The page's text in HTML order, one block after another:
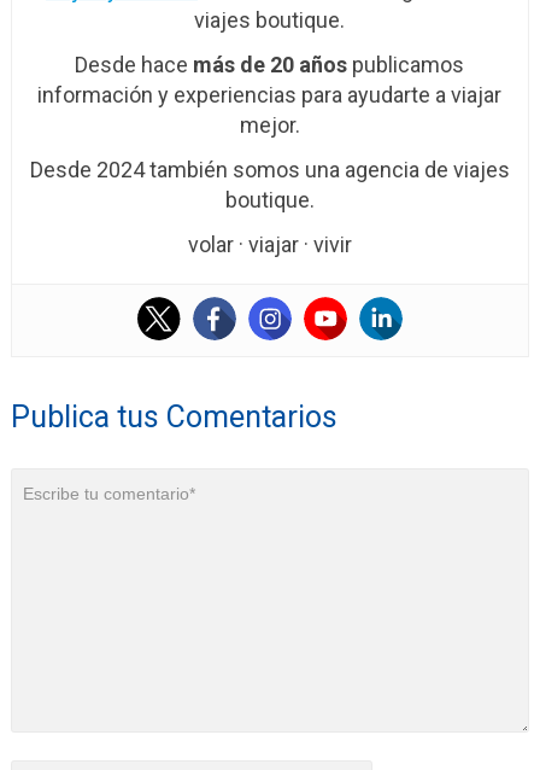
viajes boutique.
Desde hace más de 20 años publicamos
información y experiencias para ayudarte a viajar
mejor.
Desde 2024 también somos una agencia de viajes
boutique.
volar · viajar · vivir
Publica tus Comentarios